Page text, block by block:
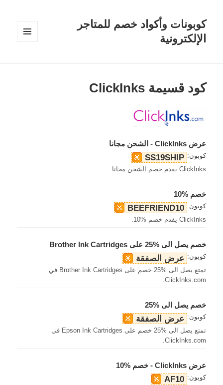
كوبونات وأكواد خصم للمتاجر
الإلكترونية
كود قسيمة ClickInks
عرض ClickInks - الشحن مجانا
كوبون: SS19SHIP
ClickInks يقدم خصم الشحن مجانا.
خصم %10
كوبون: BEEFRIEND10
ClickInks يقدم خصم %10.
خصم يصل الى %25 على Brother Ink Cartridges
كوبون: عرض الصفقة
تمتع يصل الى %25 خصم على Brother Ink Cartridges في
ClickInks.com.
خصم يصل الى %25
كوبون: عرض الصفقة
تمتع يصل الى %25 خصم على Epson Ink Cartridges في
ClickInks.com.
عرض ClickInks - خصم %10
كوبون: AF10